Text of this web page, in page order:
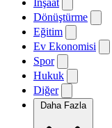
İnşaat
Dönüştürme
Eğitim
Ev Ekonomisi
Spor
Hukuk
Diğer
Daha Fazla